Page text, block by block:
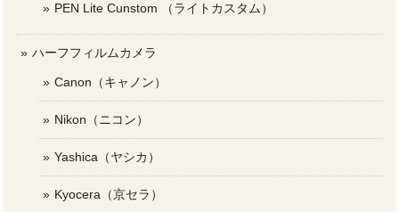
PEN Lite Cunstom （ライトカスタム）
ハーフフィルムカメラ
Canon（キャノン）
Nikon（ニコン）
Yashica（ヤシカ）
Kyocera（京セラ）